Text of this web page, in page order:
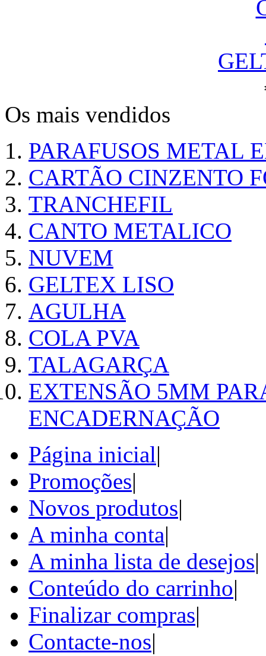
Os mais vendidos
PARAFUSOS METAL
CARTÃO CINZENTO
TRANCHEFIL
CANTO METALICO
NUVEM
GELTEX LISO
AGULHA
COLA PVA
TALAGARÇA
EXTENSÃO 5MM
ENCADERNAÇÃO
Página inicial|
Promoções|
Novos produtos|
A minha conta|
A minha lista de desejos|
Conteúdo do carrinho|
Finalizar compras|
Contacte-nos|